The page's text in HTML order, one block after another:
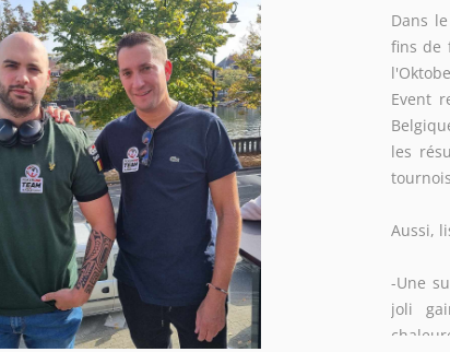
Arrêtez-vous à temps !
www.arretezvousatemps.be
Dans
fins de
Event
les
Aussi,
-Une
joli